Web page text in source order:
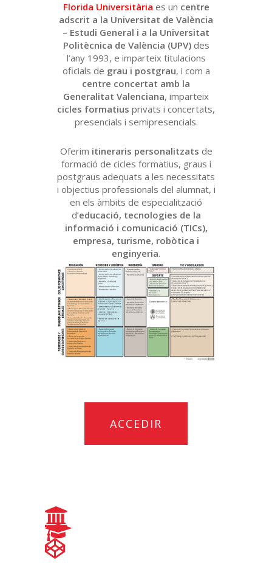
Florida Universitària es un centre
adscrit a la Universitat de València
– Estudi General i a la Universitat
Politècnica de València (UPV)des
l’any 1993, e imparteix titulacions
oficials de grau i postgrau, i com a
centre concertat amb la
Generalitat Valenciana, imparteix
cicles formatius privats i concertats,
presencials i semipresencials.
Oferim itineraris personalitzats de
formació de cicles formatius, graus i
postgraus adequats a les necessitats
i objectius professionals del alumnat, i
en els àmbits de especialització
d’educació, tecnologies de la
informació i comunicació (TICs),
empresa, turisme, robòtica i
enginyeria.
ACCEDIR